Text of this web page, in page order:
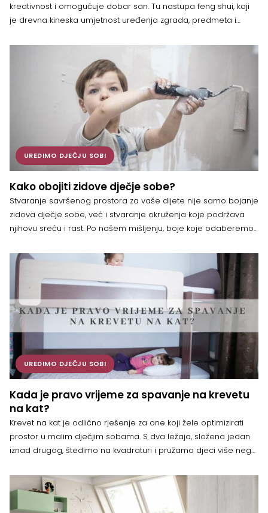
kreativnost i omogućuje dobar san. Tu nastupa feng shui, koji
je drevna kineska umjetnost uređenja zgrada, predmeta i
Strateškim rasporedom namještaja, odabirom odgovarajućih
boja i razumijevanjem Bagua karte možemo pozitivno utjecati
na tok energije. Pokazat ćemo vam […]
UREDIMO DJEČJU SOBI
Kako obojiti zidove dječje sobe?
Stvaranje savršenog prostora za vaše dijete nije samo bojanje
zidova dječje sobe, već i stvaranje okruženja koje podržava
njihovu sreću i rast. Po našem mišljenju, boje koje odaberemo
stanje. Vrlo je važno razmisliti o tome kako različite nijanse boja
utječu na nas. Dječja soba obojena u […]
UREDIMO DJEČJU SOBI
Kada je pravo vrijeme za spavanje na krevetu
na kat?
Krevet na kat je odlično rješenje za one koji žele optimizirati
prostor u malim dječjim sobama. S dva ležaja, složena jedan
iznad drugog, štedimo na kvadraturi i pružamo djeci više nego
kada je djete dosta veliko za krevet na kat ovisi o brojnim
čimbenicima. Prema […]